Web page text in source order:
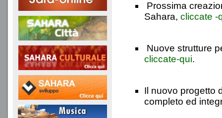
Prossima
Sahara, cliccate -
Nuove strutture
cliccate-qui.
Il nuovo progetto
completo ed